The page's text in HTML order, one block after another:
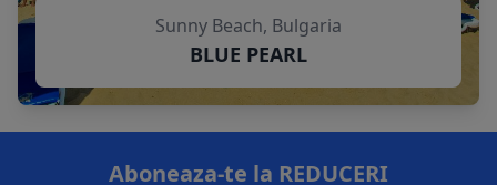
Sunny Beach, Bulgaria
BLUE PEARL
Aboneaza-te la REDUCERI